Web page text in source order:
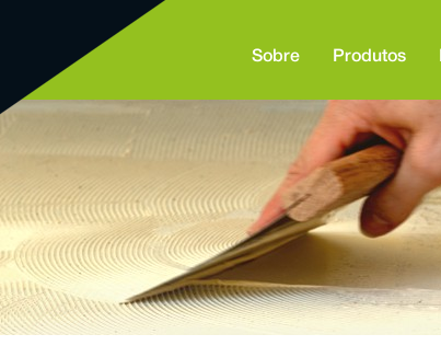
Sobre Produtos